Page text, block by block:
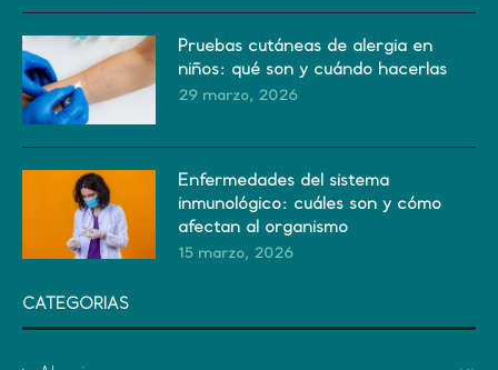
Pruebas cutáneas de alergia en
niños: qué son y cuándo hacerlas
29 marzo, 2026
Enfermedades del sistema
inmunológico: cuáles son y cómo
afectan al organismo
15 marzo, 2026
CATEGORIAS